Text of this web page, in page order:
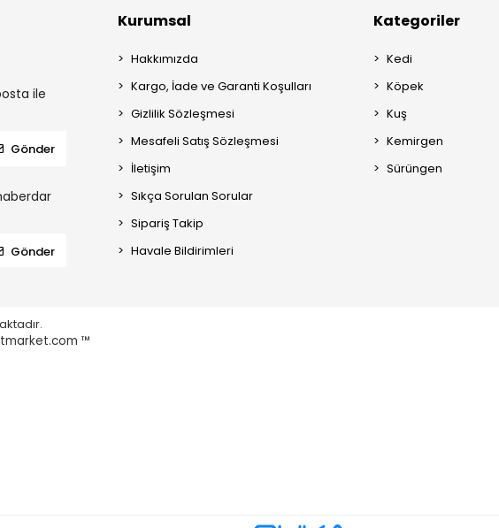
ile
Gönder
Gönder
Kurumsal
Hakkımızda
Kargo, İade ve Garanti Koşulları
Gizlilik Sözleşmesi
Mesafeli Satış Sözleşmesi
İletişim
Sıkça Sorulan Sorular
Sipariş Takip
Havale Bildirimleri
Kategoriler
Kedi
Köpek
Kuş
Kemirgen
Sürüngen
™